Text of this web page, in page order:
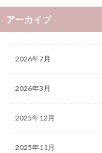
アーカイブ
2026年7月
2026年3月
2025年12月
2025年11月